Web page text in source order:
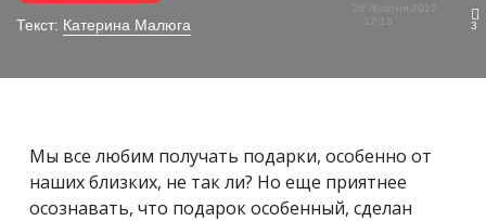
Текст: Катерина Малюга
26 Жовтня 2017
17:13
3
Мы все любим получать подарки, особенно от
наших близких, не так ли? Но еще приятнее
осознавать, что подарок особенный, сделан